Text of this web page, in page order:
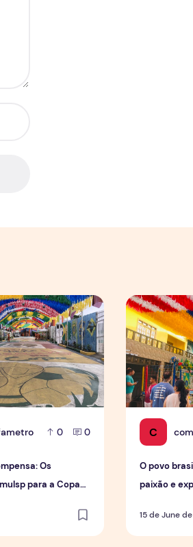
popular em Manaus
0 0
Os
para a Copa
Os preparativos da
C
O povo
paixão e
15 de June
O povo